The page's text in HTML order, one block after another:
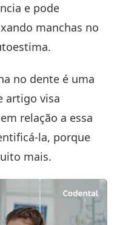
e pode
manchas no
no dente é uma
artigo visa
relação a essa
la, porque
mais.